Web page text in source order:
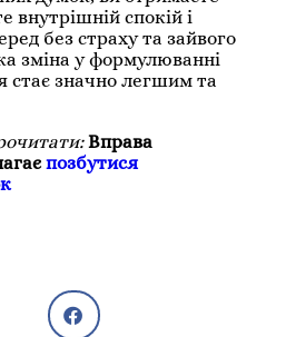
внутрішній спокій і
без страху та зайвого
зміна у формулюванні
значно легшим та
Вправа
позбутися